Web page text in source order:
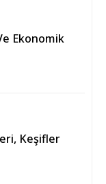
Ekonomik
Keşifler